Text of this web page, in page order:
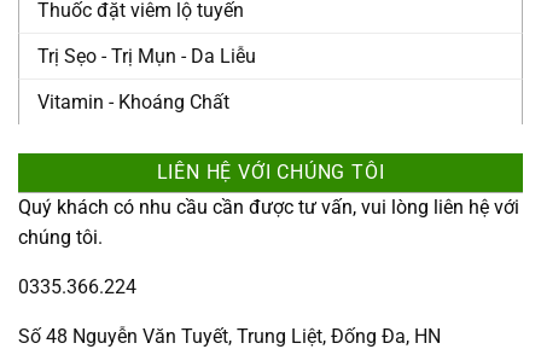
Thuốc đặt viêm lộ tuyến
Trị Sẹo - Trị Mụn - Da Liễu
Vitamin - Khoáng Chất
LIÊN HỆ VỚI CHÚNG TÔI
Quý khách có nhu cầu cần được tư vấn, vui lòng liên hệ với
chúng tôi.
0335.366.224
Số 48 Nguyễn Văn Tuyết, Trung Liệt, Đống Đa, HN